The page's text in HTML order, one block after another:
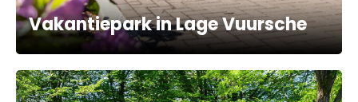
Vakantiepark in Lage Vuursche